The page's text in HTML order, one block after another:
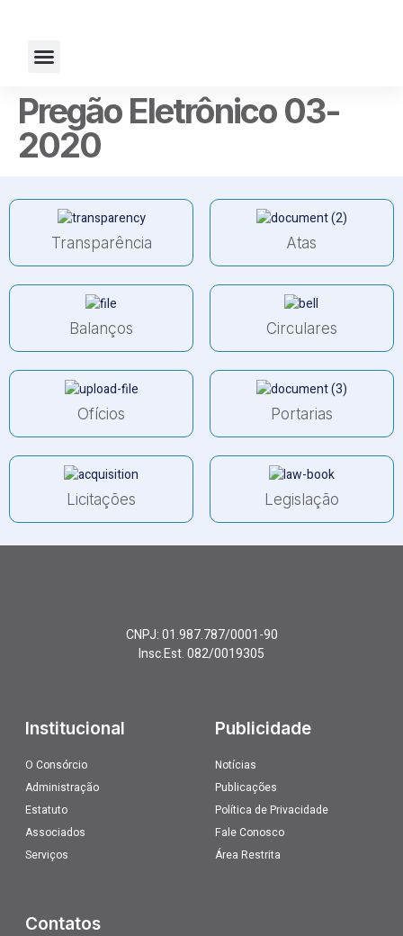
Pregão Eletrônico 03-
2020
Transparência Atas
Balanços Circulares
Ofícios Portarias
Licitações Legislação
CNPJ: 01.987.787/0001-90
Insc.Est. 082/0019305
Institucional
O Consórcio
Administração
Estatuto
Associados
Serviços
Publicidade
Notícias
Publicações
Política de Privacidade
Fale Conosco
Área Restrita
Contatos